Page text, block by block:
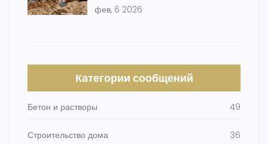
фев, 6 2026
Категории сообщений
Бетон и растворы 49
Строительство дома 36